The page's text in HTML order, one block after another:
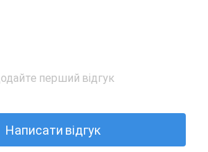
перший відгук
Написати відгук